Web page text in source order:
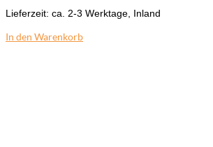
Lieferzeit: ca. 2-3 Werktage, Inland
In den Warenkorb